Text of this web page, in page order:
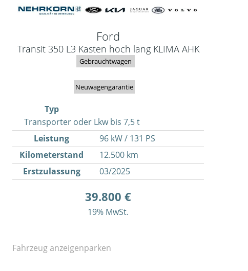
Ford
Transit 350 L3 Kasten hoch lang KLIMA AHK
Gebrauchtwagen
Neuwagengarantie
Typ
Transporter oder Lkw bis 7,5 t
Leistung
96 kW / 131 PS
Kilometerstand
12.500 km
Erstzulassung
03/2025
39.800 €
19% MwSt.
Fahrzeug anzeigenparken